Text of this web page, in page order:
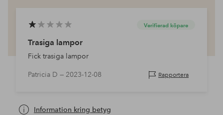
Verifierad köpare
Trasiga lampor
Fick trasiga lampor
Patricia D — 2023-12-08 Rapportera
Information kring betyg